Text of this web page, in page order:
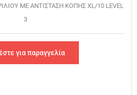
ΜΕ ΑΝΤΙΣΤΑΣΗ ΚΟΠΗΣ XL/10 LEVEL
3
για παραγγελία